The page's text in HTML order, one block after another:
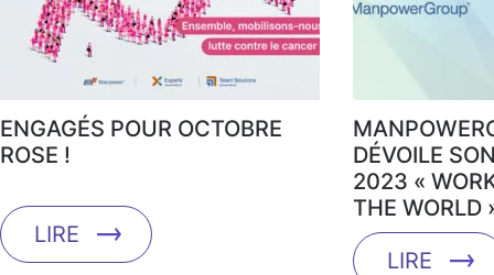
ENGAGÉS POUR OCTOBRE
ROSE !
LIRE
DÉVOILE
2023 «
THE WORLD
LIRE